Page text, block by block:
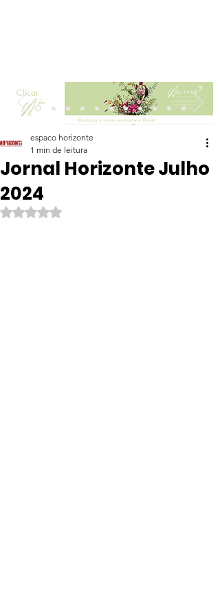
Clicar
Jornal Horizonte Julho
2024
espaco horizonte
1 min de leitura
Avaliado com NaN de 5 estrelas.